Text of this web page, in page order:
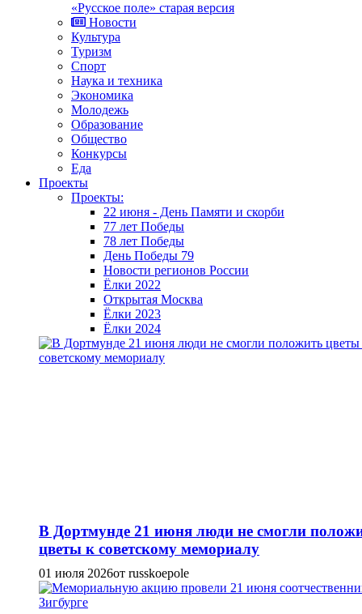
«Русское поле» старая версия
Новости
Культура
Туризм
Спорт
Наука и техника
Экономика
Молодежь
Образование
Общество
Конкурсы
Еда
Проекты
Проекты:
22 июня - День Памяти и скорби
77 лет Победы
78 лет Победы
День Победы 79
Новости регионов России
Ёлки 2022
Открытая Москва
Ёлки 2023
Ёлки 2024
В Дортмунде 21 июня люди не смогли
цветы к советскому мемориалу
01 июля 2026от russkoepole